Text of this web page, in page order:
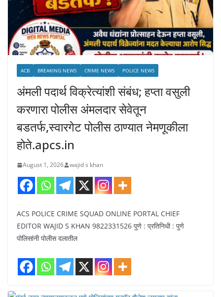
ACB BREAKING NEWS CRIME NEWS POLICE NEWS
अंमली पदार्थ विक्रेत्यांशी संबंध; हप्ता वसुली
करणारा पोलीस अंमलदार सेवेतून
बडतर्फ,स्वारगेट पोलीस ठाण्यात नेमणूकीला
होते.apcs.in
August 1, 2026 wajid s khan
ACS POLICE CRIME SQUAD ONLINE PORTAL CHIEF
EDITOR WAJID S KHAN 9822331526 पुणे : प्रतिनिधी : पुणे
पोलिसांनी पोलीस दलातील